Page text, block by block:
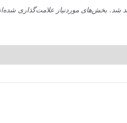
موردنیاز علامت‌گذاری شده‌اند*